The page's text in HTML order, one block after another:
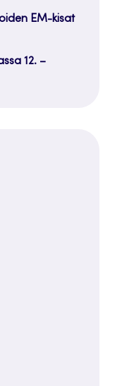
EM-kisat
12. –